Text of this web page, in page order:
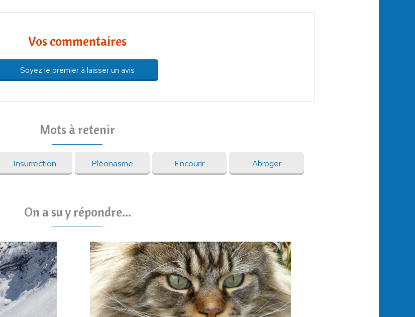
Vos commentaires
Soyez le premier à laisser un avis
Mots à retenir
Insurrection Pléonasme Encourir Abroger
On a su y répondre...